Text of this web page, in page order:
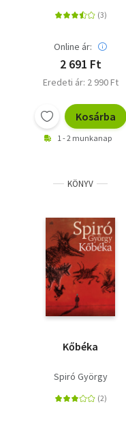
Online ár:
2 691 Ft
Eredeti ár: 2 990 Ft
Kosárba
1 - 2 munkanap
KÖNYV
Kőbéka
Spiró György